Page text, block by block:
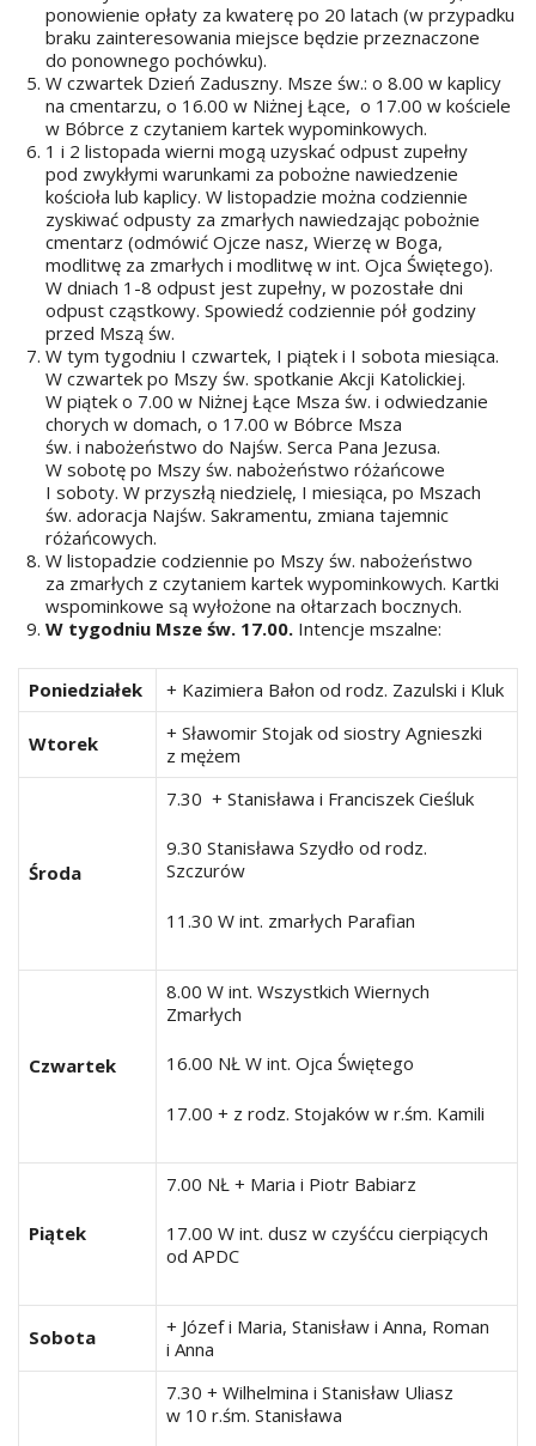
ponowienie opłaty za kwaterę po 20 latach (w przypadku
braku zainteresowania miejsce będzie przeznaczone
do ponownego pochówku).
W czwartek Dzień Zaduszny. Msze św.: o 8.00 w kaplicy
na cmentarzu, o 16.00 w Niżnej Łące, o 17.00 w kościele
w Bóbrce z czytaniem kartek wypominkowych.
1 i 2 listopada wierni mogą uzyskać odpust zupełny
pod zwykłymi warunkami za pobożne nawiedzenie
kościoła lub kaplicy. W listopadzie można codziennie
zyskiwać odpusty za zmarłych nawiedzając pobożnie
cmentarz (odmówić Ojcze nasz, Wierzę w Boga,
modlitwę za zmarłych i modlitwę w int. Ojca Świętego).
W dniach 1-8 odpust jest zupełny, w pozostałe dni
odpust cząstkowy. Spowiedź codziennie pół godziny
przed Mszą św.
W tym tygodniu I czwartek, I piątek i I sobota miesiąca.
W czwartek po Mszy św. spotkanie Akcji Katolickiej.
W piątek o 7.00 w Niżnej Łące Msza św. i odwiedzanie
chorych w domach, o 17.00 w Bóbrce Msza
św. i nabożeństwo do Najśw. Serca Pana Jezusa.
W sobotę po Mszy św. nabożeństwo różańcowe
I soboty. W przyszłą niedzielę, I miesiąca, po Mszach
św. adoracja Najśw. Sakramentu, zmiana tajemnic
różańcowych.
W listopadzie codziennie po Mszy św. nabożeństwo
za zmarłych z czytaniem kartek wypominkowych. Kartki
wspominkowe są wyłożone na ołtarzach bocznych.
W tygodniu Msze św. 17.00.Intencje mszalne:
Poniedziałek + Kazimiera Bałon od rodz. Zazulski i Kluk
Wtorek
+ Sławomir Stojak od siostry Agnieszki
z mężem
Środa
7.30 + Stanisława i Franciszek Cieśluk
9.30 Stanisława Szydło od rodz.
Szczurów
11.30 W int. zmarłych Parafian
Czwartek
8.00 W int. Wszystkich Wiernych
Zmarłych
16.00 NŁ W int. Ojca Świętego
17.00 + z rodz. Stojaków w r.śm. Kamili
Piątek
7.00 NŁ + Maria i Piotr Babiarz
17.00 W int. dusz w czyśćcu cierpiących
od APDC
Sobota
+ Józef i Maria, Stanisław i Anna, Roman
i Anna
7.30 + Wilhelmina i Stanisław Uliasz
w 10 r.śm. Stanisława